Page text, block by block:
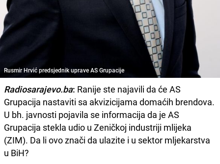
Rusmir Hrvić predsjednik uprave AS Grupacije
Radiosarajevo.ba: Ranije ste najavili da će AS
Grupacija nastaviti sa akvizicijama domaćih brendova.
U bh. javnosti pojavila se informacija da je AS
Grupacija stekla udio u Zeničkoj industriji mlijeka
(ZIM). Da li ovo znači da ulazite i u sektor mljekarstva
u BiH?